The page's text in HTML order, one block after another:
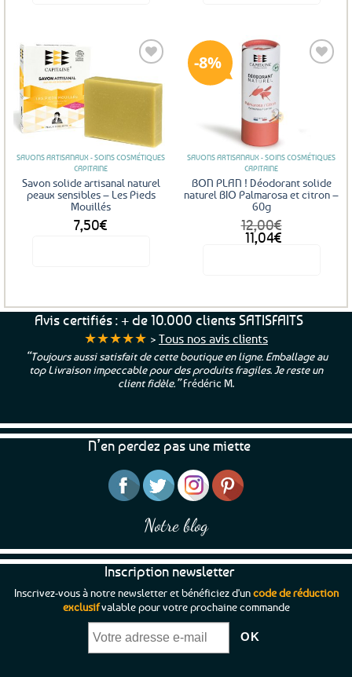
SAVONS ARTISANAUX - SOINS COSMÉTIQUES
CAPITAINE
Savon solide artisanal naturel
peaux sensibles – Les Pieds
Mouillés
7,50€
8%
SAVONS ARTISANAUX - SOINS COSMÉTIQUES
CAPITAINE
BON PLAN ! Déodorant solide
naturel BIO Palmarosa et citron –
60g
12,00€
Le
prix
11,04€
Le
prix
Avis certifiés : + de 10.000 clients SATISFAITS
★★★★★ > Tous nos avis clients
“Toujours aussi satisfait de cette boutique en ligne. Emballage au
top Livraison impeccable pour des produits fragiles. Je reste un
client fidèle.”Frédéric M.
N’en perdez pas une miette
Notre blog
Inscription newsletter
Inscrivez-vous à notre newsletter et bénéficiez d'uncode de réduction
exclusifvalable pour votre prochaine commande